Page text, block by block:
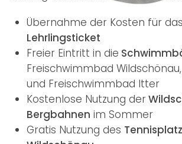
Übernahme der Kosten für das
Lehrlingsticket
Freier Eintritt in die
Freischwimmbad
und Freischwimmbad Itter
Kostenlose Nutzung der
Bergbahnen im Sommer
Gratis Nutzung des